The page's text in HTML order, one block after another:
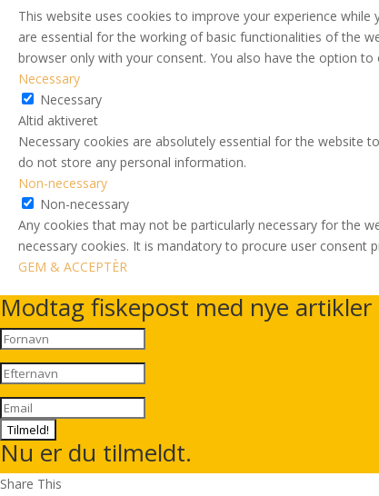
This website uses cookies to improve your experience
are essential for the working of basic functionalities of the
browser only with your consent. You also have the option
Necessary
Necessary
Altid aktiveret
Necessary cookies are absolutely essential for the website
do not store any personal information.
Non-necessary
Non-necessary
Any cookies that may not be particularly necessary for the
necessary cookies. It is mandatory to procure user consent
GEM & ACCEPTÈR
Modtag fiskepost med nye artikler
Tilmeld!
Nu er du tilmeldt.
Share This